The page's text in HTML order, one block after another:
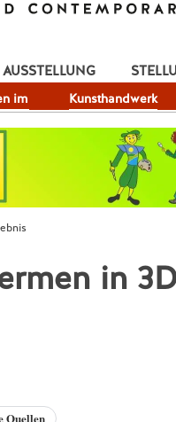
im
Kunsthandwerk
in
Quellen